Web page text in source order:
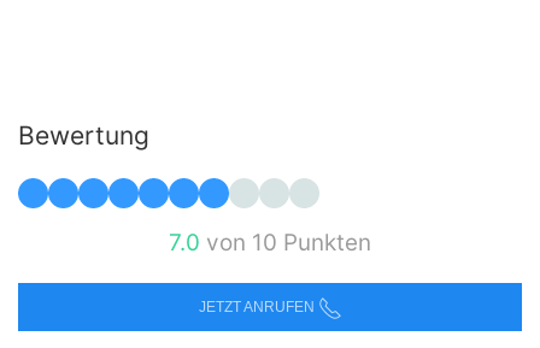
Bewertung
7.0 von 10 Punkten
JETZT ANRUFEN